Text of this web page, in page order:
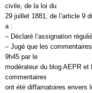
civile, de la loi du
29 juillet 1881, de l’article 9
a :
– Déclaré l’assignation
– Jugé que les
9h45 par le
modérateur du blog AEPR
commentaires
ont été diffamatoires envers